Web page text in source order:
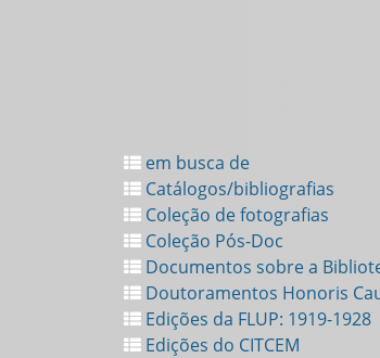
em busca de
Catálogos/bibliografias
Coleção de fotografias
Coleção Pós-Doc
Documentos sobre a
Doutoramentos Honoris
Edições da FLUP: 1919-1928
Edições do CITCEM